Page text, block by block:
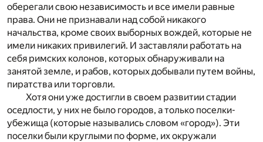
оберегали свою независимость и все имели равные
права. Они не признавали над собой никакого
начальства, кроме своих выборных вождей, которые не
имели никаких привилегий. И заставляли работать на
себя римских колонов, которых обнаруживали на
занятой земле, и рабов, которых добывали путем войны,
пиратства или торговли.
Хотя они уже достигли в своем развитии стадии
оседлости, у них не было городов, а только поселки-
убежища (которые назывались словом «город»). Эти
поселки были круглыми по форме, их окружали